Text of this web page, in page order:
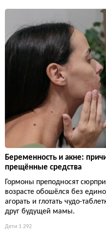
Беременность и акне:
прещённые средства
Гормоны преподносят
возрасте обошёлся без
агорать и глотать чудо-
друг будущей мамы.
Дети 1 292